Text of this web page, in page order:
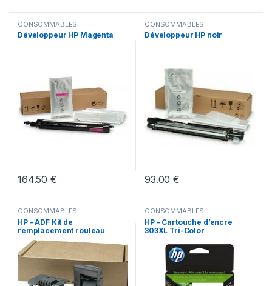
CONSOMMABLES
Développeur HP Magenta
164.50€
CONSOMMABLES
Développeur HP noir
93.00€
CONSOMMABLES
HP – ADF Kit de
remplacement rouleau
PAGEWIDE
CONSOMMABLES
HP – Cartouche d’encre
303XL Tri-Color